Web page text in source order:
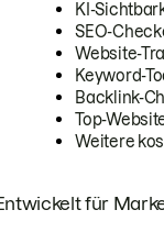
KI-
SEO-
Website-
Keyword-
Backlink-
Top-
Weitere
für